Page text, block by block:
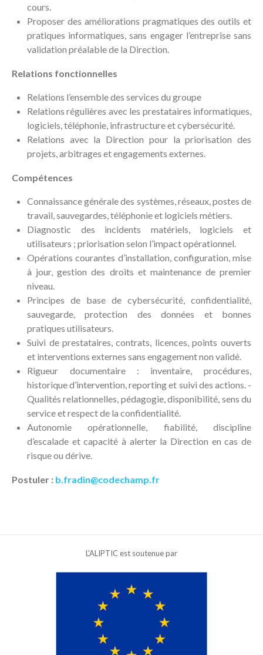
cours.
Proposer des améliorations pragmatiques des outils et
pratiques informatiques, sans engager l’entreprise sans
validation préalable de la Direction.
Relations fonctionnelles
Relations l’ensemble des services du groupe
Relations régulières avec les prestataires informatiques,
logiciels, téléphonie, infrastructure et cybersécurité.
Relations avec la Direction pour la priorisation des
projets, arbitrages et engagements externes.
Compétences
Connaissance générale des systèmes, réseaux, postes de
travail, sauvegardes, téléphonie et logiciels métiers.
Diagnostic des incidents matériels, logiciels et
utilisateurs ; priorisation selon l’impact opérationnel.
Opérations courantes d’installation, configuration, mise
à jour, gestion des droits et maintenance de premier
niveau.
Principes de base de cybersécurité, confidentialité,
sauvegarde, protection des données et bonnes
pratiques utilisateurs.
Suivi de prestataires, contrats, licences, points ouverts
et interventions externes sans engagement non validé.
Rigueur documentaire : inventaire, procédures,
historique d’intervention, reporting et suivi des actions. -
Qualités relationnelles, pédagogie, disponibilité, sens du
service et respect de la confidentialité.
Autonomie opérationnelle, fiabilité, discipline
d’escalade et capacité à alerter la Direction en cas de
risque ou dérive.
Postuler : b.fradin@codechamp.fr
L'ALIPTIC est soutenue par